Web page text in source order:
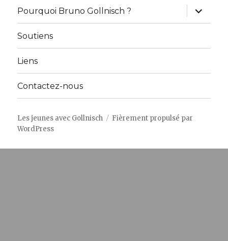
Pourquoi Bruno Gollnisch ?
ouvrir
le
sous-
Soutiens
Liens
Contactez-nous
Les jeunes avec Gollnisch
Fièrement propulsé par
WordPress